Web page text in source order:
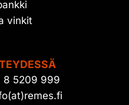
vinkit
8 5209 999